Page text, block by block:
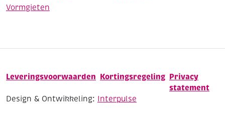
Vormgieten
Leveringsvoorwaarden Kortingsregeling Privacy
statement
Design & Ontwikkeling: Interpulse